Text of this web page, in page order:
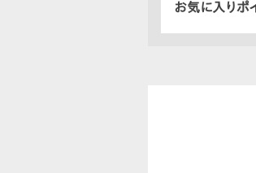
お気に入りポ